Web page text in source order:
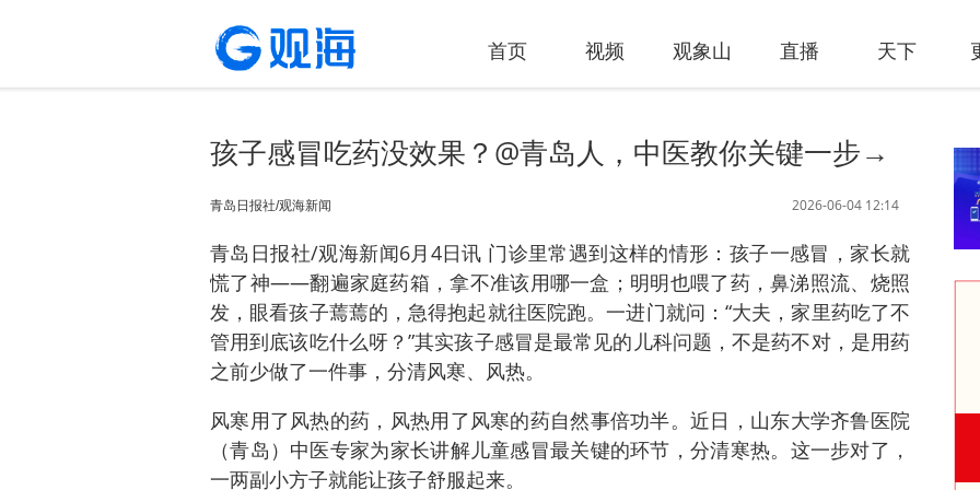
首页 视频 观象山 直播 天下
孩子感冒吃药没效果？@青岛人，中医教你关键一步→
2026-06-04 12:14
青岛日报社/观海新闻
青岛日报社/观海新闻6月4日讯 门诊里常遇到这样的情形：孩子一感冒，家长就
慌了神——翻遍家庭药箱，拿不准该用哪一盒；明明也喂了药，鼻涕照流、烧照
发，眼看孩子蔫蔫的，急得抱起就往医院跑。一进门就问：“大夫，家里药吃了不
管用到底该吃什么呀？”其实孩子感冒是最常见的儿科问题，不是药不对，是用药
之前少做了一件事，分清风寒、风热。
风寒用了风热的药，风热用了风寒的药自然事倍功半。近日，山东大学齐鲁医院
（青岛）中医专家为家长讲解儿童感冒最关键的环节，分清寒热。这一步对了，
一两副小方子就能让孩子舒服起来。